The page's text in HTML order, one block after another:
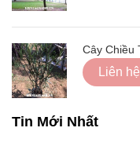
Cây Chiều
Liên hệ
Tin Mới Nhất